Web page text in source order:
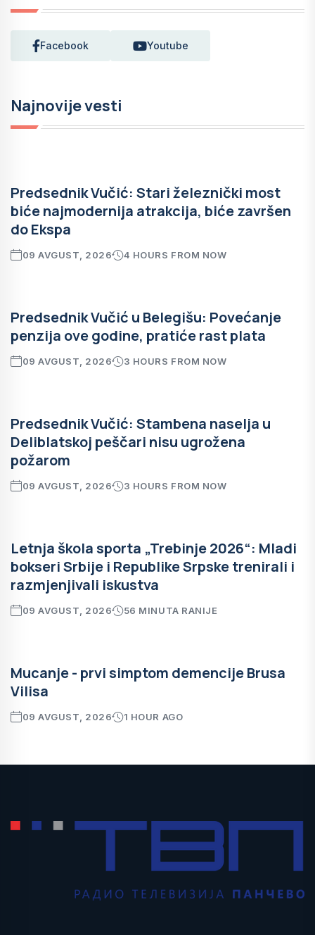
Facebook Youtube
Najnovije vesti
Predsednik Vučić: Stari železnički most
biće najmodernija atrakcija, biće završen
do Ekspa
09 AVGUST, 2026 4 HOURS FROM NOW
Predsednik Vučić u Belegišu: Povećanje
penzija ove godine, pratiće rast plata
09 AVGUST, 2026 3 HOURS FROM NOW
Predsednik Vučić: Stambena naselja u
Deliblatskoj peščari nisu ugrožena
požarom
09 AVGUST, 2026 3 HOURS FROM NOW
Letnja škola sporta „Trebinje 2026“: Mladi
bokseri Srbije i Republike Srpske trenirali i
razmjenjivali iskustva
09 AVGUST, 2026 56 MINUTA RANIJE
Mucanje - prvi simptom demencije Brusa
Vilisa
09 AVGUST, 2026 1 HOUR AGO